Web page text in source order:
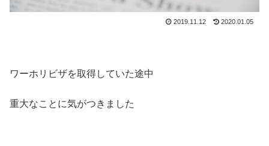
2019.11.12 2020.01.05
ワーホリビザを取得していた途中
重大なことに気がつきました